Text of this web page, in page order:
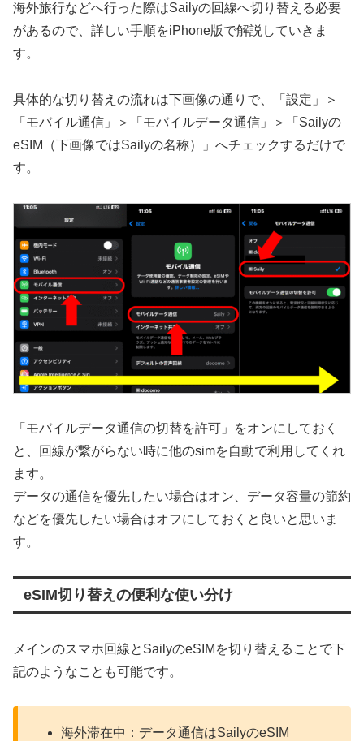
海外旅行などへ行った際はSailyの回線へ切り替える必要
があるので、詳しい手順をiPhone版で解説していきま
す。
具体的な切り替えの流れは下画像の通りで、「設定」＞
「モバイル通信」＞「モバイルデータ通信」＞「Sailyの
eSIM（下画像ではSailyの名称）」へチェックするだけで
す。
「モバイルデータ通信の切替を許可」をオンにしておく
と、回線が繋がらない時に他のsimを自動で利用してくれ
ます。
データの通信を優先したい場合はオン、データ容量の節約
などを優先したい場合はオフにしておくと良いと思いま
す。
eSIM切り替えの便利な使い分け
メインのスマホ回線とSailyのeSIMを切り替えることで下
記のようなことも可能です。
海外滞在中：データ通信はSailyのeSIM